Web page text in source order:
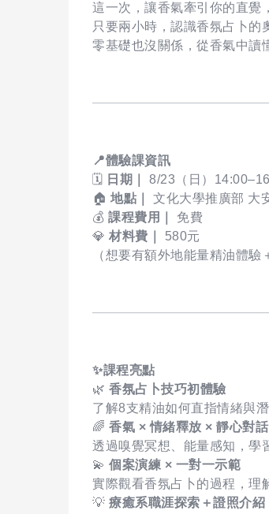
這一次，讓香氣牽引你的直覺
只要兩小時，認識香氛占卜的
零基礎也沒關係，從香氣中讀
📍體驗課資訊
🗓 日期｜
8/23（日）
🏠 地點｜
文化大學推廣部 大
💰 課程費用｜
免費
💎 材料費｜
580元
（想要有額外地能量精油體
✨課程亮點
🌿 香氛占卜技巧初體驗
了解8支精油如何直指情緒與
🌈 香氣 × 情緒釋放 × 靜心對話
透過嗅覺冥想、能量感知，學
💫 個案演練 × 一對一示範
實際觀看香氛占卜的過程，理
💡 療癒系職涯探索＋證照介紹